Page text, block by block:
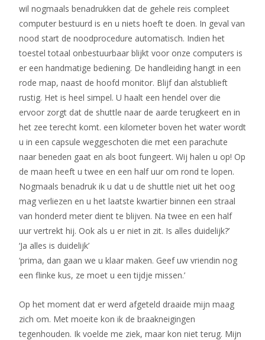
wil nogmaals benadrukken dat de gehele reis compleet
computer bestuurd is en u niets hoeft te doen. In geval van
nood start de noodprocedure automatisch. Indien het
toestel totaal onbestuurbaar blijkt voor onze computers is
er een handmatige bediening. De handleiding hangt in een
rode map, naast de hoofd monitor. Blijf dan alstublieft
rustig. Het is heel simpel. U haalt een hendel over die
ervoor zorgt dat de shuttle naar de aarde terugkeert en in
het zee terecht komt. een kilometer boven het water wordt
u in een capsule weggeschoten die met een parachute
naar beneden gaat en als boot fungeert. Wij halen u op! Op
de maan heeft u twee en een half uur om rond te lopen.
Nogmaals benadruk ik u dat u de shuttle niet uit het oog
mag verliezen en u het laatste kwartier binnen een straal
van honderd meter dient te blijven. Na twee en een half
uur vertrekt hij. Ook als u er niet in zit. Is alles duidelijk?’
‘Ja alles is duidelijk’
‘prima, dan gaan we u klaar maken. Geef uw vriendin nog
een flinke kus, ze moet u een tijdje missen.’
Op het moment dat er werd afgeteld draaide mijn maag
zich om. Met moeite kon ik de braakneigingen
tegenhouden. Ik voelde me ziek, maar kon niet terug. Mijn